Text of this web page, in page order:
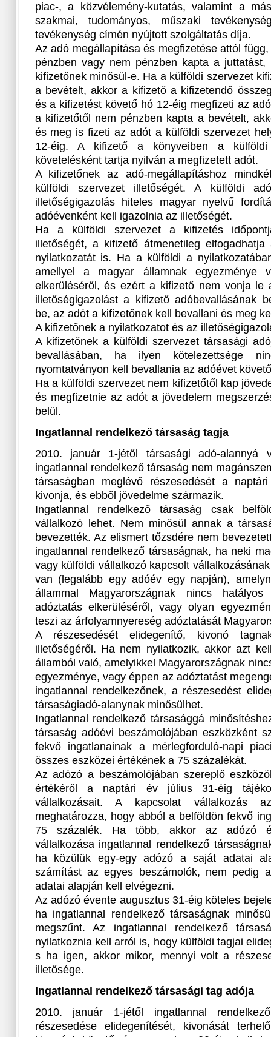
piac-, a közvélemény-kutatás, valamint a
szakmai, tudományos, műszaki
tevékenység címén nyújtott szolgáltatás díja.
Az adó megállapítása és megfizetése attól
pénzben vagy nem pénzben kapta a
kifizetőnek minősül-e. Ha a külföldi szervezet
a bevételt, akkor a kifizető a kifizetendő
és a kifizetést követő hó 12-éig megfizeti az
a kifizetőtől nem pénzben kapta a bevételt,
és meg is fizeti az adót a külföldi szervezet
12-éig. A kifizető a könyveiben a külföldi
követelésként tartja nyilván a megfizetett adót.
A kifizetőnek az adó-megállapításhoz
külföldi szervezet illetőségét. A külföldi
illetőségigazolás hiteles magyar nyelvű
adóévenként kell igazolnia az illetőségét.
Ha a külföldi szervezet a kifizetés
illetőségét, a kifizető átmenetileg
nyilatkozatát is. Ha a külföldi a
amellyel a magyar államnak egyezménye
elkerüléséről, és ezért a kifizető nem vonja
illetőségigazolást a kifizető adóbevallásának
be, az adót a kifizetőnek kell bevallani és meg
A kifizetőnek a nyilatkozatot és az
A kifizetőnek a külföldi szervezet társasági
bevallásában, ha ilyen kötelezettsége
nyomtatványon kell bevallania az adóévet
Ha a külföldi szervezet nem kifizetőtől kap
és megfizetnie az adót a jövedelem
belül.
Ingatlannal rendelkező társaság tagja
2010. január 1-jétől társasági adó-alannyá
ingatlannal rendelkező társaság nem
társaságban meglévő részesedését a
kivonja, és ebből jövedelme származik.
Ingatlannal rendelkező társaság csak
vállalkozó lehet. Nem minősül annak a
bevezették. Az elismert tőzsdére nem
ingatlannal rendelkező társaságnak, ha neki
vagy külföldi vállalkozó kapcsolt
van (legalább egy adóév egy napján),
állammal Magyarországnak nincs
adóztatás elkerüléséről, vagy olyan
teszi az árfolyamnyereség adóztatását
A részesedését elidegenítő, kivonó
illetőségéről. Ha nem nyilatkozik, akkor azt
államból való, amelyikkel Magyarországnak
egyezménye, vagy éppen az adóztatást
ingatlannal rendelkezőnek, a részesedést
társaságiadó-alanynak minősülhet.
Ingatlannal rendelkező társasággá
társaság adóévi beszámolójában eszközként
fekvő ingatlanainak a mérlegforduló-napi
összes eszközei értékének a 75 százalékát.
Az adózó a beszámolójában szereplő
értékéről a naptári év július 31-éig
vállalkozásait. A kapcsolat vállalkozás
meghatározza, hogy abból a belföldön fekvő
75 százalék. Ha több, akkor az adózó
vállalkozása ingatlannal rendelkező
ha közülük egy-egy adózó a saját adatai
számítást az egyes beszámolók, nem pedig
adatai alapján kell elvégezni.
Az adózó évente augusztus 31-éig köteles
ha ingatlannal rendelkező társaságnak
megszűnt. Az ingatlannal rendelkező
nyilatkoznia kell arról is, hogy külföldi tagjai
s ha igen, akkor mikor, mennyi volt a
illetősége.
Ingatlannal rendelkező társasági tag adója
2010. január 1-jétől ingatlannal
részesedése elidegenítését, kivonását